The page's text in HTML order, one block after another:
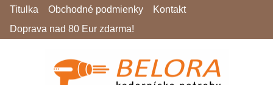
Titulka Obchodné podmienky
Kontakt
Doprava nad 80 Eur zdarma!